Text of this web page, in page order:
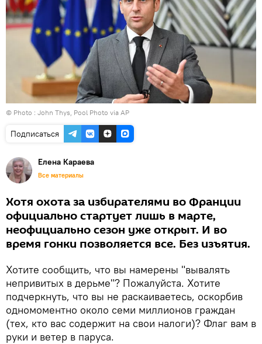
© Photo : John Thys, Pool Photo via AP
Подписаться
Елена Караева
Все материалы
Хотя охота за избирателями во Франции
официально стартует лишь в марте,
неофициально сезон уже открыт. И во
время гонки позволяется все. Без изъятия.
Хотите сообщить, что вы намерены "вывалять
непривитых в дерьме"? Пожалуйста. Хотите
подчеркнуть, что вы не раскаиваетесь, оскорбив
одномоментно около семи миллионов граждан
(тех, кто вас содержит на свои налоги)? Флаг вам в
руки и ветер в паруса.